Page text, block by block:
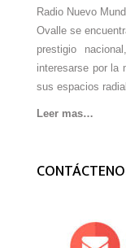
Radio Nuevo
Ovalle se
prestigio
interesarse por la
sus espacios
Leer mas…